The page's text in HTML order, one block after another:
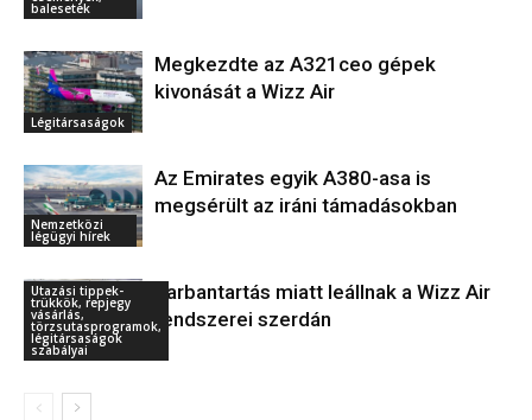
balesetek
Légitársaságok
Megkezdte az A321ceo gépek
kivonását a Wizz Air
Nemzetközi
légügyi hírek
Az Emirates egyik A380-asa is
megsérült az iráni támadásokban
Utazási tippek-
trükkök, repjegy
vásárlás,
törzsutasprogramok,
légitársaságok
szabályai
Karbantartás miatt leállnak a Wizz Air
rendszerei szerdán